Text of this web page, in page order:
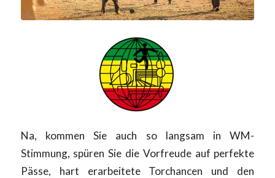
Na, kommen Sie auch so langsam in WM-
Stimmung, spüren Sie die Vorfreude auf perfekte
Pässe, hart erarbeitete Torchancen und den